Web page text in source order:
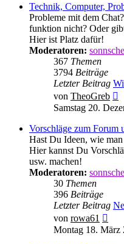
Technik, Computer,
Probleme mit dem
funktion nicht? Oder
Hier ist Platz dafür!
Moderatoren:
367 Themen
3794 Beiträge
Letzter Beitrag
von TheoGreb
Samstag 20.
Vorschläge zum Forum
Hast Du Ideen, wie
Hier kannst Du
usw. machen!
Moderatoren:
30 Themen
396 Beiträge
Letzter Beitrag
von rowa61
Montag 18. März